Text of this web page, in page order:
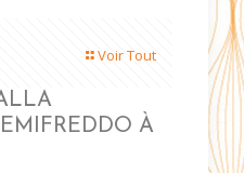
Voir Tout
À